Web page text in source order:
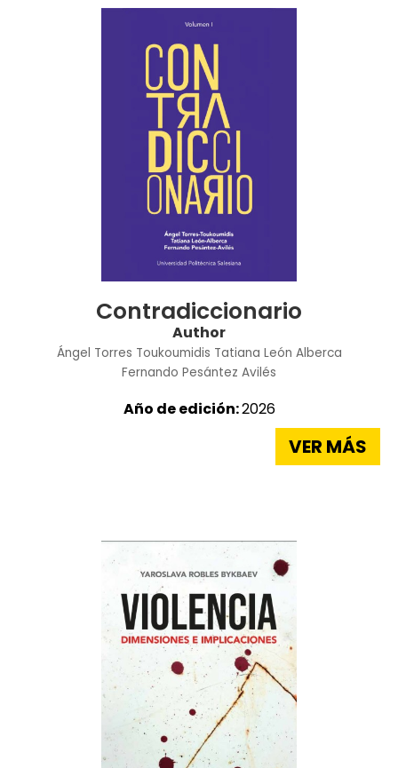
Contradiccionario
Author
Ángel Torres Toukoumidis Tatiana León Alberca
Fernando Pesántez Avilés
Año de edición:2026
VER MÁS